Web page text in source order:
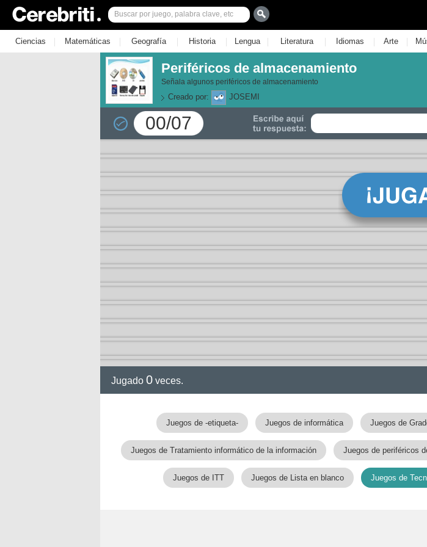
Ciencias | Matemáticas | Geografía | Historia | Lengua | Literatura | Idiomas | Arte |
Periféricos de almacenamiento
Señala algunos periféricos de almacenamiento
Creado por: JOSEMI
00/07
Jugado 0 veces.
Juegos de -etiqueta- Juegos de informática Juegos de
Juegos de Tratamiento informático de la información Juegos de periféricos
Juegos de ITT Juegos de Lista en blanco Juegos de